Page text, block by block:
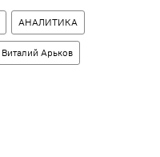
АНАЛИТИКА
Виталий Арьков